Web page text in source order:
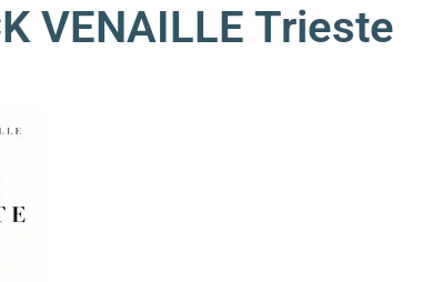
VENAILLE Trieste